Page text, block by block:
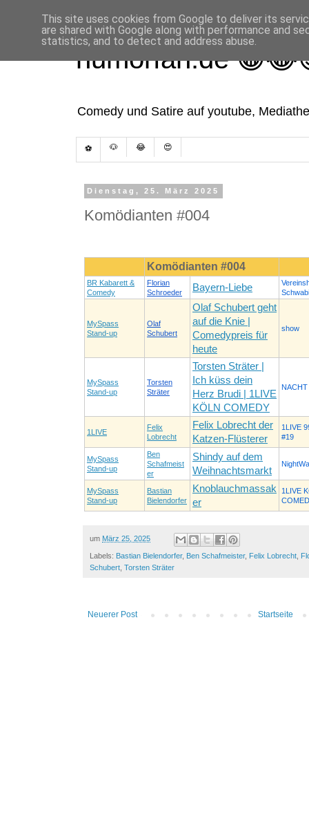
humorfan.de
Comedy und Satire auf youtube,
⚽ 🐶 😂 😍
Dienstag, 25. März 2025
Komödianten #004
Komödianten #004
BR Kabarett &
Comedy
Florian
Schroeder
Bayern-Liebe
MySpass
Stand-up
Olaf
Schubert
Olaf Schubert geht
auf die Knie |
Comedypreis für
heute
show
MySpass
Stand-up
Torsten
Sträter
Torsten Sträter |
Ich küss dein
Herz Brudi | 1LIVE
KÖLN COMEDY
1LIVE
Felix
Lobrecht
Felix Lobrecht der
Katzen-Flüsterer
1LIVE
#19
MySpass
Stand-up
Ben
Schafmeist
er
Shindy auf dem
Weihnachtsmarkt
MySpass
Stand-up
Bastian
Bielendorfer
Knoblauchmassak
er
1LIVE
um März 25, 2025
Labels: Bastian Bielendorfer, Ben Schafmeister, Felix Lobrecht
Schubert Torsten Sträter
Neuerer Post Startseite
This site uses cookies from Google to deliver its
are shared with Google along with performance and
statistics, and to detect and address abuse.